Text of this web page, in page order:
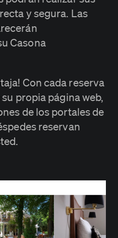
y segura. Las
Casona
Con cada reserva
propia página web,
de los portales de
reservan